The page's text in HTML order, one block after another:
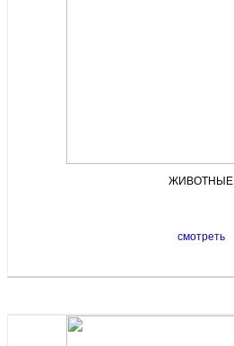
ЖИВОТНЫЕ
смотреть